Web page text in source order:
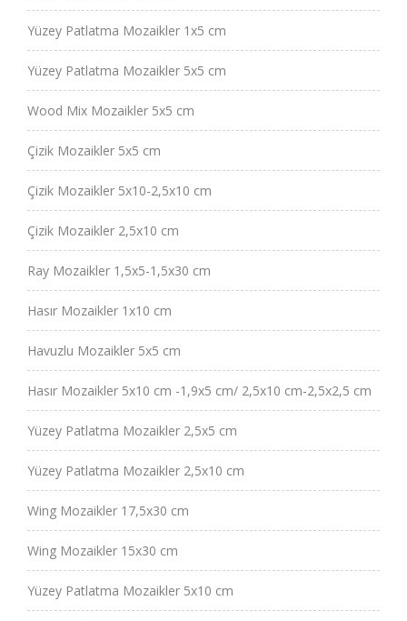
Yüzey Patlatma Mozaikler 1x5 cm
Yüzey Patlatma Mozaikler 5x5 cm
Wood Mix Mozaikler 5x5 cm
Çizik Mozaikler 5x5 cm
Çizik Mozaikler 5x10-2,5x10 cm
Çizik Mozaikler 2,5x10 cm
Ray Mozaikler 1,5x5-1,5x30 cm
Hasır Mozaikler 1x10 cm
Havuzlu Mozaikler 5x5 cm
Hasır Mozaikler 5x10 cm -1,9x5 cm/ 2,5x10 cm-2,5x2,5 cm
Yüzey Patlatma Mozaikler 2,5x5 cm
Yüzey Patlatma Mozaikler 2,5x10 cm
Wing Mozaikler 17,5x30 cm
Wing Mozaikler 15x30 cm
Yüzey Patlatma Mozaikler 5x10 cm